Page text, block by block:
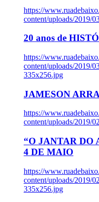
https://
content/uploads/2019/
20 anos de
https://
content/uploads/2019/
335x256.jpg
JAMESON
https://
content/uploads/2019/
“O JANTAR DO
4 DE MAIO
https://
content/uploads/2019/
335x256.jpg